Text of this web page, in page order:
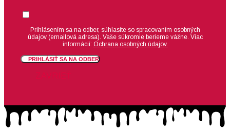
Prihlásením sa na odber, súhlasíte so spracovaním osobných
údajov (emailová adresa). Vaše súkromie berieme vážne. Viac
informácií: Ochrana osobných údajov.
PRIHLÁSIŤ SA NA ODBER